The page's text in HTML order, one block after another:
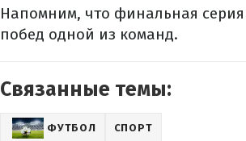
Напомним, что финальная
побед одной из команд.
Связанные темы:
ФУТБОЛ СПОРТ